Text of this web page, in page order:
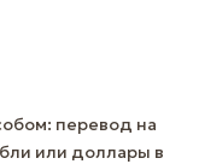
перевод на
или доллары в